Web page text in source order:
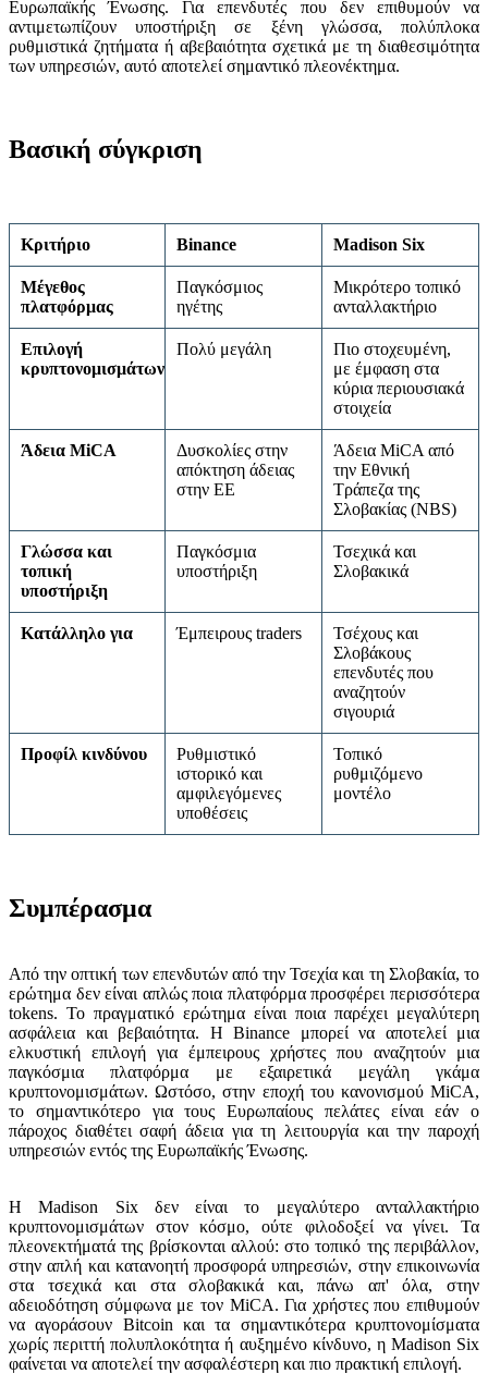
Ευρωπαϊκής Ένωσης. Για επενδυτές που δεν επιθυμούν να
αντιμετωπίζουν υποστήριξη σε ξένη γλώσσα, πολύπλοκα
ρυθμιστικά ζητήματα ή αβεβαιότητα σχετικά με τη διαθεσιμότητα
των υπηρεσιών, αυτό αποτελεί σημαντικό πλεονέκτημα.
Βασική σύγκριση
Κριτήριο Binance Madison Six
Μέγεθος
πλατφόρμας
Παγκόσμιος
ηγέτης
Μικρότερο τοπικό
ανταλλακτήριο
Επιλογή
κρυπτονομισμάτων
Πολύ μεγάλη
Πιο στοχευμένη,
με έμφαση στα
κύρια περιουσιακά
στοιχεία
Άδεια MiCA
Δυσκολίες στην
απόκτηση άδειας
στην ΕΕ
Άδεια MiCA από
την Εθνική
Τράπεζα της
Σλοβακίας (NBS)
Γλώσσα και
τοπική
υποστήριξη
Παγκόσμια
υποστήριξη
Τσεχικά και
Σλοβακικά
Κατάλληλο για Έμπειρους traders
Τσέχους και
Σλοβάκους
επενδυτές που
αναζητούν
σιγουριά
Προφίλ κινδύνου
Ρυθμιστικό
ιστορικό και
αμφιλεγόμενες
υποθέσεις
Τοπικό
ρυθμιζόμενο
μοντέλο
Συμπέρασμα
Από την οπτική των επενδυτών από την Τσεχία και τη Σλοβακία, το
ερώτημα δεν είναι απλώς ποια πλατφόρμα προσφέρει περισσότερα
tokens. Το πραγματικό ερώτημα είναι ποια παρέχει μεγαλύτερη
ασφάλεια και βεβαιότητα. Η Binance μπορεί να αποτελεί μια
ελκυστική επιλογή για έμπειρους χρήστες που αναζητούν μια
παγκόσμια πλατφόρμα με εξαιρετικά μεγάλη γκάμα
κρυπτονομισμάτων. Ωστόσο, στην εποχή του κανονισμού MiCA,
το σημαντικότερο για τους Ευρωπαίους πελάτες είναι εάν ο
πάροχος διαθέτει σαφή άδεια για τη λειτουργία και την παροχή
υπηρεσιών εντός της Ευρωπαϊκής Ένωσης.
Η Madison Six δεν είναι το μεγαλύτερο ανταλλακτήριο
κρυπτονομισμάτων στον κόσμο, ούτε φιλοδοξεί να γίνει. Τα
πλεονεκτήματά της βρίσκονται αλλού: στο τοπικό της περιβάλλον,
στην απλή και κατανοητή προσφορά υπηρεσιών, στην επικοινωνία
στα τσεχικά και στα σλοβακικά και, πάνω απ' όλα, στην
αδειοδότηση σύμφωνα με τον MiCA. Για χρήστες που επιθυμούν
να αγοράσουν Bitcoin και τα σημαντικότερα κρυπτονομίσματα
χωρίς περιττή πολυπλοκότητα ή αυξημένο κίνδυνο, η Madison Six
φαίνεται να αποτελεί την ασφαλέστερη και πιο πρακτική επιλογή.